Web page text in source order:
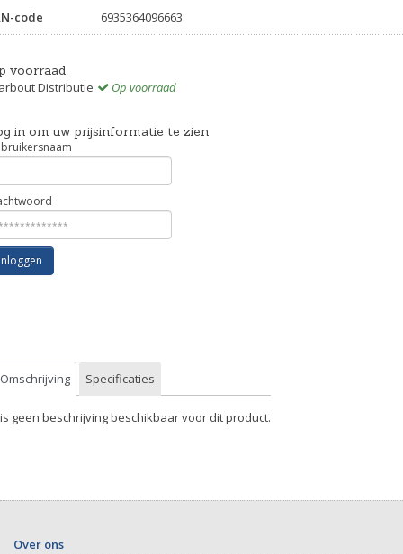
code
6935364096663
voorraad
Distributie
Op voorraad
in om uw prijsinformatie te zien
Omschrijving Specificaties
geen beschrijving beschikbaar voor dit product.
Over ons